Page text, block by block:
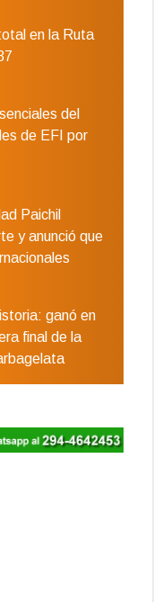
en la Ruta
del
de EFI por
Paichil
y anunció que
ganó en
final de la